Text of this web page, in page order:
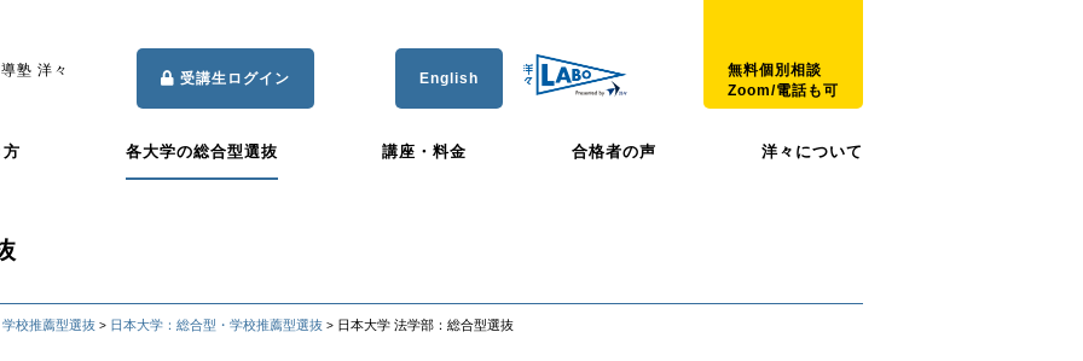
塾 洋々 受講生ログイン English
無料個別相談
Zoom/電話も可
各大学の総合型選抜 講座・料金 合格者の声 洋々について
校推薦型選抜 > 日本大学：総合型・学校推薦型選抜 > 日本大学 法学部：総合型選抜